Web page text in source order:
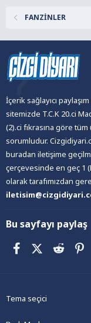
FANZİNLER
İçerik sağlayıcı
sitemizde T.C.K 20.ci
(2).ci fıkrasına göre
sorumludur.
buradan iletişime
çerçevesinde en geç 1
olarak tarafımızdan
Bu sayfayı paylaş
FacebookX (Twitter)
Reddit
Tema seçici